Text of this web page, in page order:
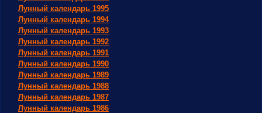
Лунный календарь 1995
Лунный календарь 1994
Лунный календарь 1993
Лунный календарь 1992
Лунный календарь 1991
Лунный календарь 1990
Лунный календарь 1989
Лунный календарь 1988
Лунный календарь 1987
Лунный календарь 1986